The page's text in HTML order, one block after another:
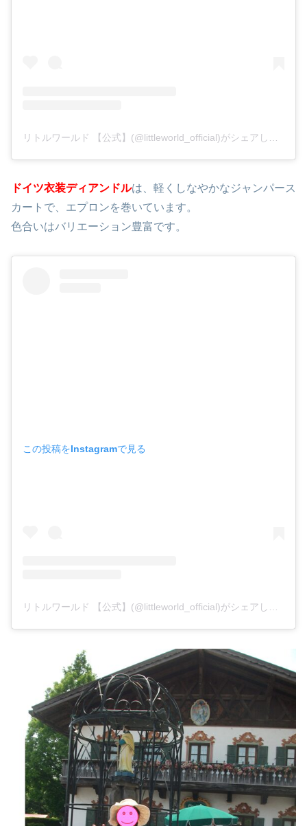
ドイツ衣装ディアンドルは、軽くしなやかなジャンパース
カートで、エプロンを巻いています。
色合いはバリエーション豊富です。
この投稿をInstagramで見る
リトルワールド 【公式】(@littleworld_official)がシェアした投稿